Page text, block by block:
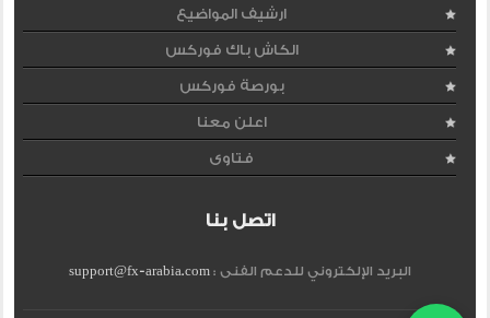
ارشيف المواضيع
الكاش باك فوركس
بورصة فوركس
اعلن معنا
فتاوى
اتصل بنا
البريد الإلكتروني للدعم الفنى :support@fx-arabia.com